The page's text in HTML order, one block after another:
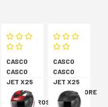
CASCO
CASCO
JET X25
TARGET
NER/BIA/ROSS
CASCO
CASCO
JET X25
MONOCOLORE
NERO XS